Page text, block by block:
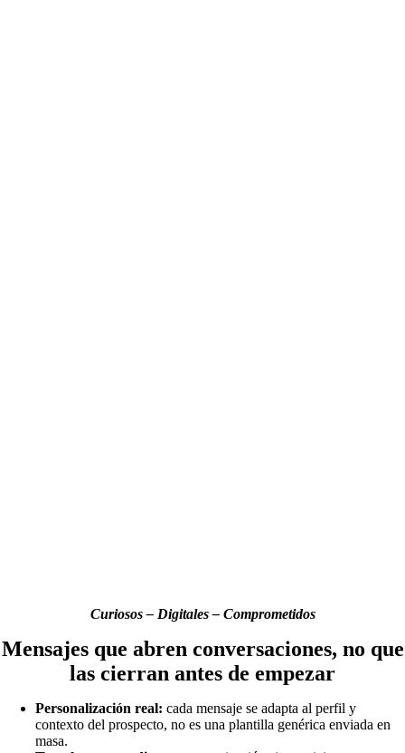
Curiosos – Digitales – Comprometidos
Mensajes que abren conversaciones, no que
las cierran antes de empezar
Personalización real: cada mensaje se adapta al perfil y
contexto del prospecto, no es una plantilla genérica enviada en
masa.